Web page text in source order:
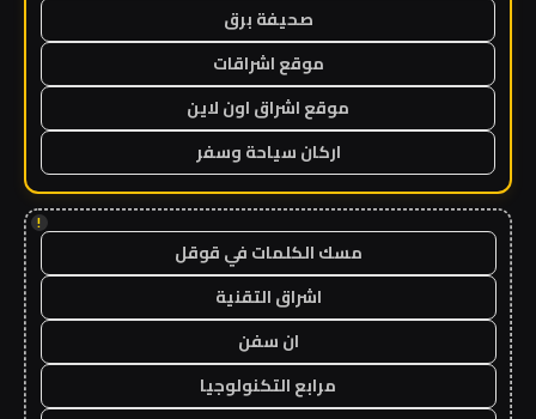
صحيفة برق
موقع اشراقات
موقع اشراق اون لاين
اركان سياحة وسفر
!
مسك الكلمات في قوقل
اشراق التقنية
ان سفن
مرابع التكنولوجيا